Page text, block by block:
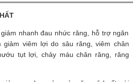
nhanh đau nhức răng, hỗ trợ ngăn
giảm viêm lợi do sâu răng, viêm chân
tụt lợi, chảy máu chân răng, răng